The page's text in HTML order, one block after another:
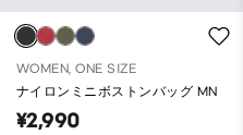
WOMEN, ONE SIZE
ナイロンミニボストンバッグ MN
¥2,990